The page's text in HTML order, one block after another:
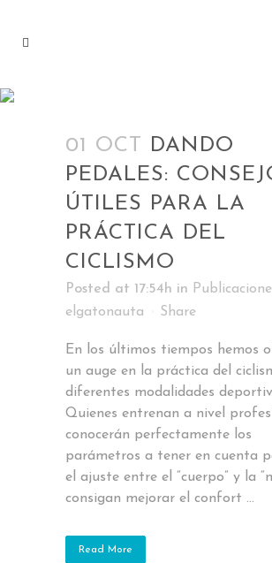
01 OCT
DANDO
PEDALES:
ÚTILES PARA LA
PRÁCTICA DEL
CICLISMO
Posted at 17:54h in
elgatonauta
Share
En los últimos tiempos hemos
un auge en la práctica del
diferentes modalidades
Quienes entrenan a nivel
conocerán perfectamente los
parámetros a tener en cuenta
el ajuste entre el “cuerpo” y la
consigan mejorar el confort ...
Read More